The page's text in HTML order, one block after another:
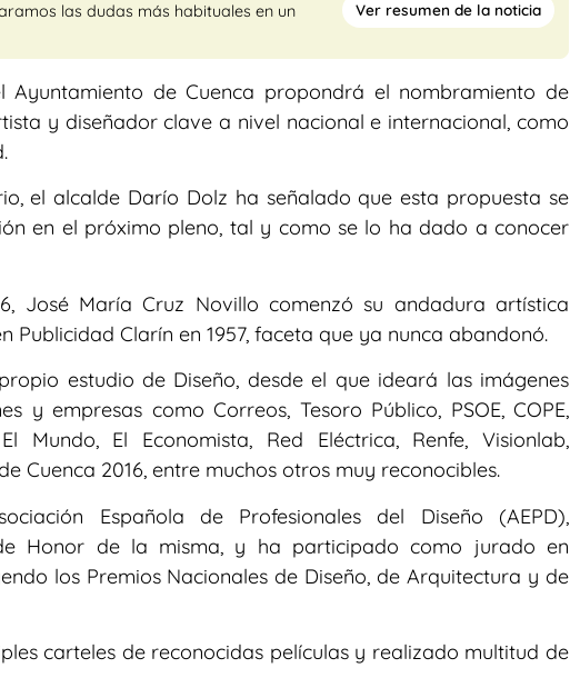
las dudas más habituales en un
Ver resumen de la noticia
Ayuntamiento de Cuenca propondrá el nombramiento de
y diseñador clave a nivel nacional e internacional, como
el alcalde Darío Dolz ha señalado que esta propuesta se
en el próximo pleno, tal y como se lo ha dado a conocer
José María Cruz Novillo comenzó su andadura artística
Publicidad Clarín en 1957, faceta que ya nunca abandonó.
estudio de Diseño, desde el que ideará las imágenes
y empresas como Correos, Tesoro Público, PSOE, COPE,
Mundo, El Economista, Red Eléctrica, Renfe, Visionlab,
Cuenca 2016, entre muchos otros muy reconocibles.
Española de Profesionales del Diseño (AEPD),
Honor de la misma, y ha participado como jurado en
los Premios Nacionales de Diseño, de Arquitectura y de
carteles de reconocidas películas y realizado multitud de